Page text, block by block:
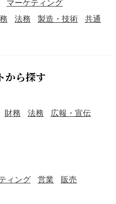
法務 製造・技術
共通
から探す
財務 法務
広報・宣伝
ィング 営業
販売